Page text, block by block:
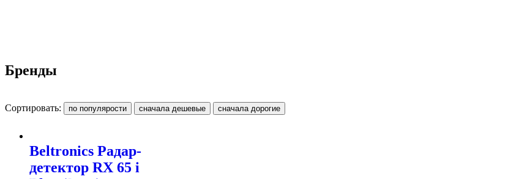
Бренды
Сортировать:
Beltronics Радар-
детектор RX 65 i